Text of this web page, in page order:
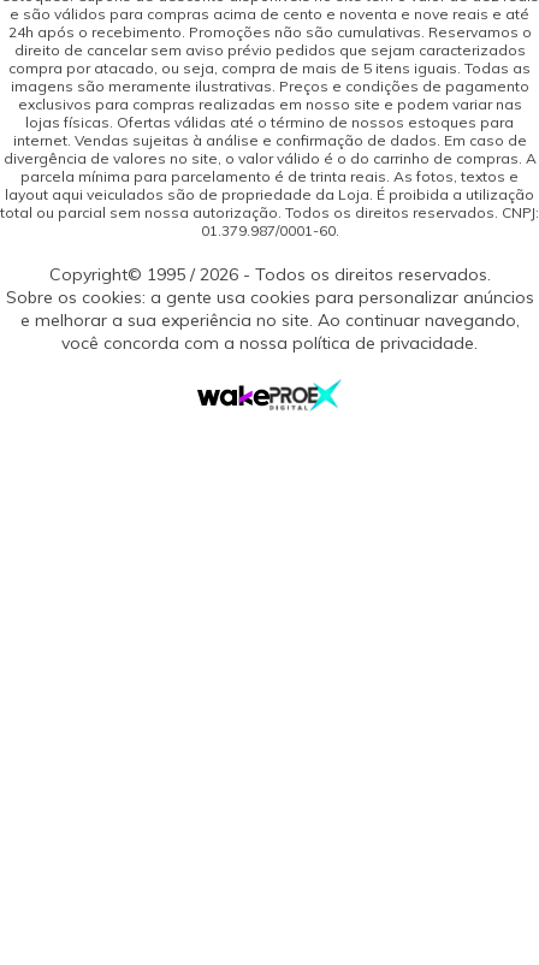
e são válidos para compras acima de cento e noventa e nove reais e até
24h após o recebimento. Promoções não são cumulativas. Reservamos o
direito de cancelar sem aviso prévio pedidos que sejam caracterizados
compra por atacado, ou seja, compra de mais de 5 itens iguais. Todas as
imagens são meramente ilustrativas. Preços e condições de pagamento
exclusivos para compras realizadas em nosso site e podem variar nas
lojas físicas. Ofertas válidas até o término de nossos estoques para
internet. Vendas sujeitas à análise e confirmação de dados. Em caso de
divergência de valores no site, o valor válido é o do carrinho de compras. A
parcela mínima para parcelamento é de trinta reais. As fotos, textos e
layout aqui veiculados são de propriedade da Loja. É proibida a utilização
total ou parcial sem nossa autorização. Todos os direitos reservados. CNPJ:
01.379.987/0001-60.
Copyright© 1995 / 2026 - Todos os direitos reservados.
Sobre os cookies: a gente usa cookies para personalizar anúncios
e melhorar a sua experiência no site. Ao continuar navegando,
você concorda com a nossa política de privacidade.